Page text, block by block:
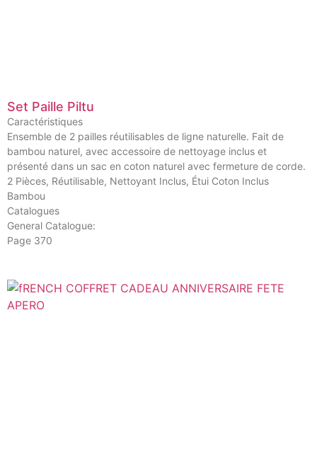
Set Paille Piltu
Caractéristiques
Ensemble de 2 pailles réutilisables de ligne naturelle. Fait de
bambou naturel, avec accessoire de nettoyage inclus et
présenté dans un sac en coton naturel avec fermeture de corde.
2 Pièces, Réutilisable, Nettoyant Inclus, Étui Coton Inclus
Bambou
Catalogues
General Catalogue:
Page 370